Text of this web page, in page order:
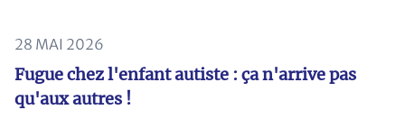
28 MAI 2026
Fugue chez l'enfant autiste : ça n'arrive pas
qu'aux autres !